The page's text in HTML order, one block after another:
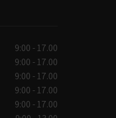
9:00 - 17.00
9:00 - 17.00
9:00 - 17.00
9:00 - 17.00
9:00 - 17.00